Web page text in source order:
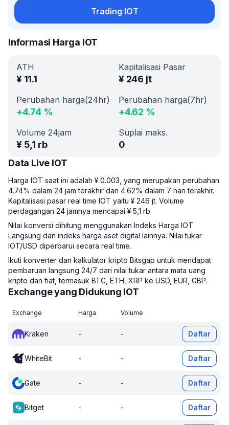
Trading IOT
Informasi Harga IOT
ATH
¥ 11.1
Kapitalisasi Pasar
¥ 246 jt
Perubahan harga(24hr)
+4.74 %
Perubahan harga(7hr)
+4.62 %
Volume 24jam
¥ 5,1 rb
Suplai maks.
0
Data Live IOT
Harga IOT saat ini adalah ¥ 0.003, yang merupakan perubahan
4.74% dalam 24 jam terakhir dan 4.62% dalam 7 hari terakhir.
Kapitalisasi pasar real time IOT yaitu ¥ 246 jt. Volume
perdagangan 24 jamnya mencapai ¥ 5,1 rb.
Nilai konversi dihitung menggunakan Indeks Harga IOT
Langsung dan indeks harga aset digital lainnya. Nilai tukar
IOT/USD diperbarui secara real time.
Ikuti konverter dan kalkulator kripto Bitsgap untuk mendapat
pembaruan langsung 24/7 dari nilai tukar antara mata uang
kripto dan fiat, termasuk BTC, ETH, XRP ke USD, EUR, GBP.
Exchange yang Didukung IOT
Exchange Harga Volume
Kraken - - Daftar
WhiteBit - - Daftar
Gate - - Daftar
Bitget - - Daftar